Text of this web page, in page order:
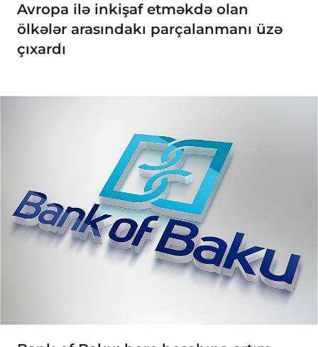
Avropa ilə inkişaf etməkdə olan
ölkələr arasındakı parçalanmanı üzə
çıxardı